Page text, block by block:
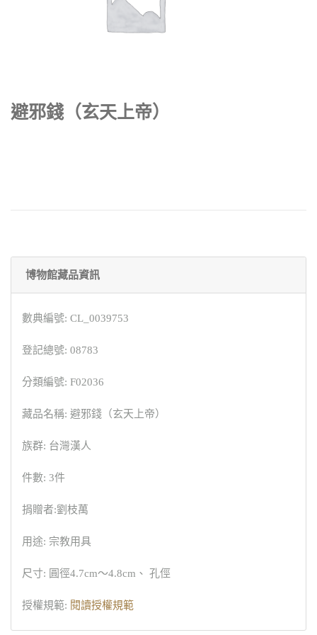
避邪錢（玄天上帝）
博物館藏品資訊
數典編號: CL_0039753
登記總號: 08783
分類編號: F02036
藏品名稱: 避邪錢（玄天上帝）
族群: 台灣漢人
件數: 3件
捐贈者:劉枝萬
用途: 宗教用具
尺寸: 圓徑4.7cm～4.8cm、 孔俓
授權規範: 閱讀授權規範